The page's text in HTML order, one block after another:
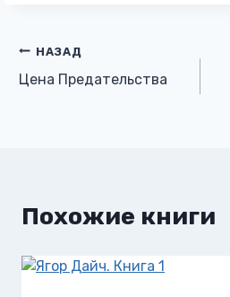
Навигация
по
НАЗАД
Цена Предательства
Похожие книги